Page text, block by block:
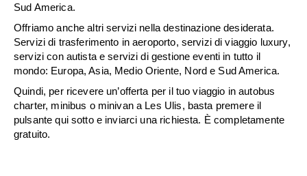
Sud America.
Offriamo anche altri servizi nella destinazione desiderata.
Servizi di trasferimento in aeroporto, servizi di viaggio luxury,
servizi con autista e servizi di gestione eventi in tutto il
mondo: Europa, Asia, Medio Oriente, Nord e Sud America.
Quindi, per ricevere un’offerta per il tuo viaggio in autobus
charter, minibus o minivan a Les Ulis, basta premere il
pulsante qui sotto e inviarci una richiesta. È completamente
gratuito.